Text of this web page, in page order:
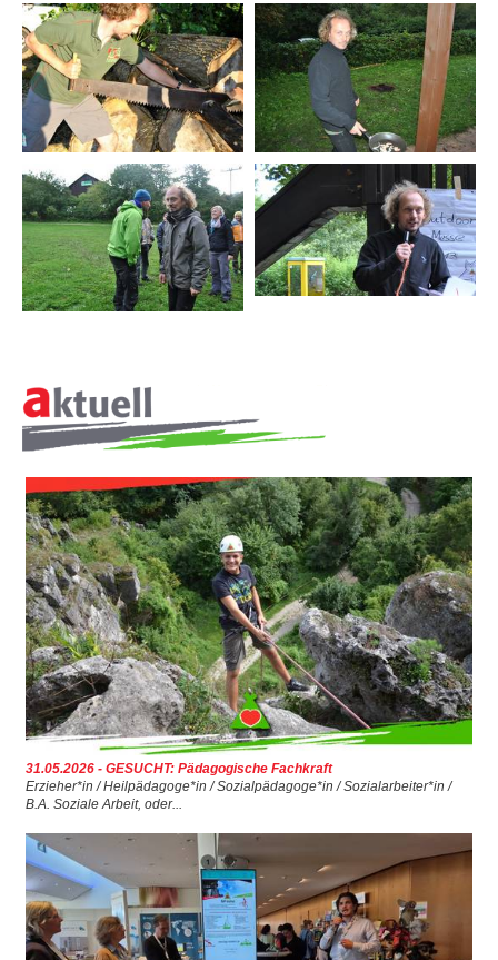
Philosphie
Leitbild
Meilensteine seit 1994 ▼
AKTUELLES
JOBS + KARRIERE
REFERENZEN
PRESSE
SITEMAP
▼
▼
▼
▼
UNS
31.05.2026 - GESUCHT: Pädagogische Fachkraft
Erzieher*in / Heilpädagoge*in / Sozialpädagoge*in / Sozialarbeiter*in /
B.A. Soziale Arbeit, oder...